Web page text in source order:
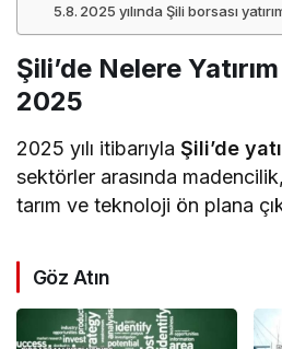
2025 yılında Şili borsası
Şili’de Nelere
2025
2025 yılı itibarıyla Şili’de
sektörler arasında
tarım ve teknoloji ön plana
Göz Atın